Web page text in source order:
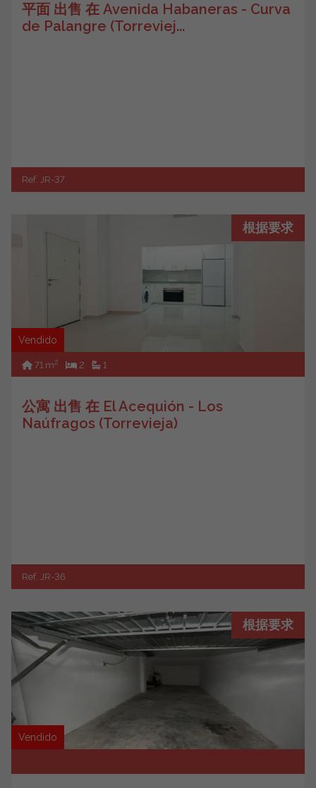
平面 出售 在 Avenida Habaneras - Curva
de Palangre (Torreviej...
Ref. JR-37
根据要求
Vendido
71 m2 2 1
公寓 出售 在 El Acequión - Los
Naúfragos (Torrevieja)
Ref. JR-36
根据要求
Vendido